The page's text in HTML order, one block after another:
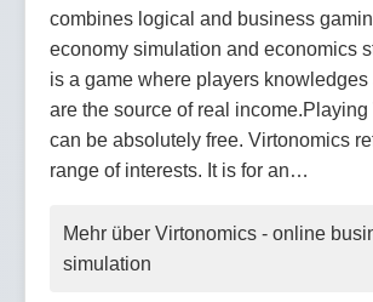
combines logical and business
economy simulation and economics
is a game where players knowledges
are the source of real
can be absolutely free. Virtonomics
range of interests. It is for an…
Mehr über Virtonomics - online
simulation